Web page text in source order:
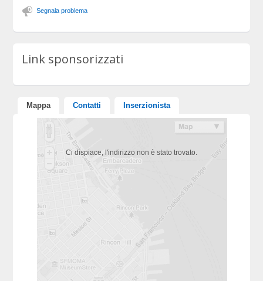
Segnala problema
Link sponsorizzati
Mappa Contatti Inserzionista
Ci dispiace, l'indirizzo non è stato trovato.